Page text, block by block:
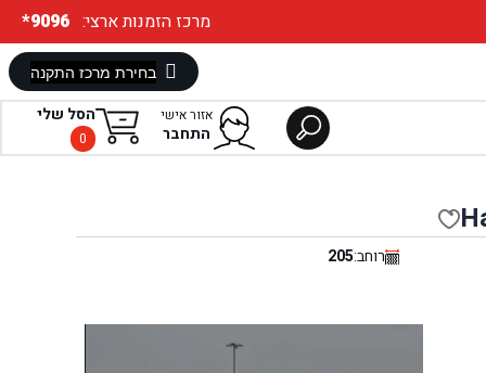
*9096 :מרכז הזמנות ארצי
הסל שלי
0
אזור אישי
התחבר
רוחב:205